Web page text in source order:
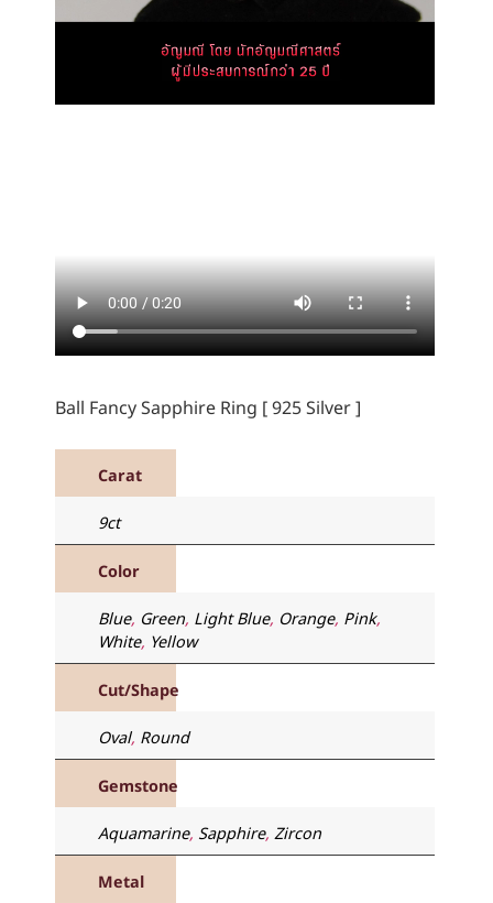
Ball Fancy Sapphire Ring [ 925 Silver ]
Carat
9ct
Color
Blue, Green, Light Blue, Orange, Pink,
White, Yellow
Cut/Shape
Oval, Round
Gemstone
Aquamarine, Sapphire, Zircon
Metal